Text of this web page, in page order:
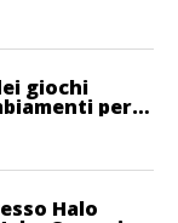
giochi
per
Halo